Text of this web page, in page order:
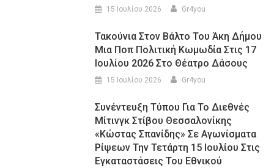
15 Ιουλίου 2026 Gr4you
Τακούνια Στον Βάλτο Του Άκη Δήμου
Μια Ποπ Πολιτική Κωμωδία Στις 17
Ιουλίου 2026 Στο Θέατρο Δάσους
15 Ιουλίου 2026 Gr4you
Συνέντευξη Τύπου Για Το Διεθνές
Μίτινγκ Στίβου Θεσσαλονίκης
«Κώστας Σπανίδης» Σε Αγωνίσματα
Ρίψεων Την Τετάρτη 15 Ιουλίου Στις
Εγκαταστάσεις Του Εθνικού